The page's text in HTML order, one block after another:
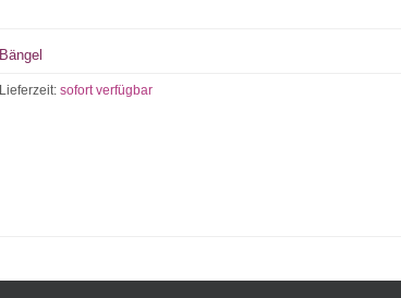
Bängel
Lieferzeit:sofort verfügbar